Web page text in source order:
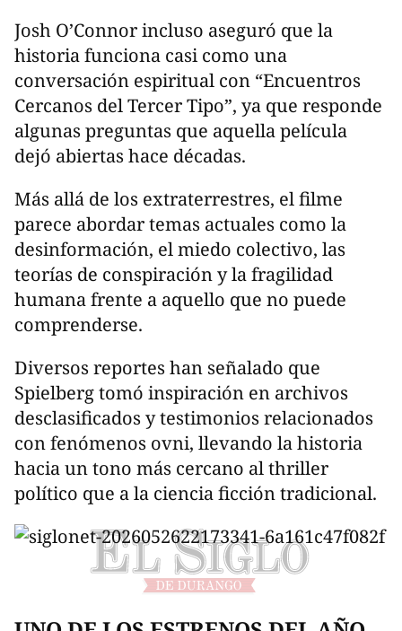
Josh O’Connor incluso aseguró que la
historia funciona casi como una
conversación espiritual con “Encuentros
Cercanos del Tercer Tipo”, ya que responde
algunas preguntas que aquella película
dejó abiertas hace décadas.
Más allá de los extraterrestres, el filme
parece abordar temas actuales como la
desinformación, el miedo colectivo, las
teorías de conspiración y la fragilidad
humana frente a aquello que no puede
comprenderse.
Diversos reportes han señalado que
Spielberg tomó inspiración en archivos
desclasificados y testimonios relacionados
con fenómenos ovni, llevando la historia
hacia un tono más cercano al thriller
político que a la ciencia ficción tradicional.